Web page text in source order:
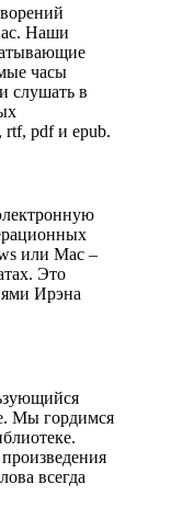
Наши
часы
слушать в
rtf, pdf и epub.
или Mac –
Это
Ирэна
Мы гордимся
всегда